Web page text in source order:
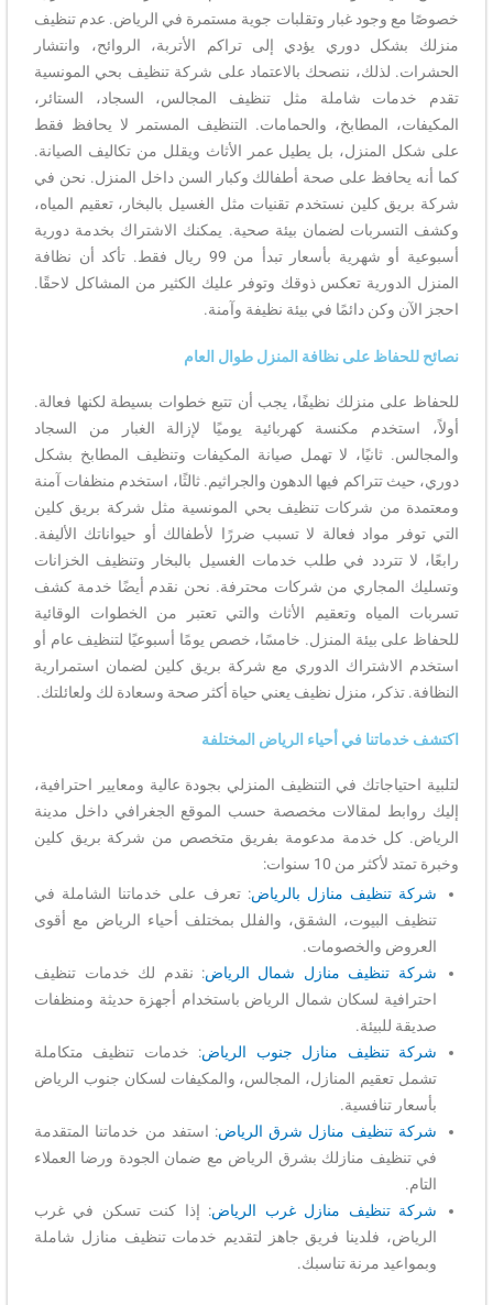
خصوصًا مع وجود غبار وتقلبات جوية مستمرة في الرياض. عدم تنظيف
منزلك بشكل دوري يؤدي إلى تراكم الأتربة، الروائح، وانتشار
الحشرات. لذلك، ننصحك بالاعتماد على شركة تنظيف بحي المونسية
تقدم خدمات شاملة مثل تنظيف المجالس، السجاد، الستائر،
المكيفات، المطابخ، والحمامات. التنظيف المستمر لا يحافظ فقط
على شكل المنزل، بل يطيل عمر الأثاث ويقلل من تكاليف الصيانة.
كما أنه يحافظ على صحة أطفالك وكبار السن داخل المنزل. نحن في
شركة بريق كلين نستخدم تقنيات مثل الغسيل بالبخار، تعقيم المياه،
وكشف التسربات لضمان بيئة صحية. يمكنك الاشتراك بخدمة دورية
أسبوعية أو شهرية بأسعار تبدأ من 99 ريال فقط. تأكد أن نظافة
المنزل الدورية تعكس ذوقك وتوفر عليك الكثير من المشاكل لاحقًا.
احجز الآن وكن دائمًا في بيئة نظيفة وآمنة.
نصائح للحفاظ على نظافة المنزل طوال العام
للحفاظ على منزلك نظيفًا، يجب أن تتبع خطوات بسيطة لكنها فعالة.
أولاً، استخدم مكنسة كهربائية يوميًا لإزالة الغبار من السجاد
والمجالس. ثانيًا، لا تهمل صيانة المكيفات وتنظيف المطابخ بشكل
دوري، حيث تتراكم فيها الدهون والجراثيم. ثالثًا، استخدم منظفات آمنة
ومعتمدة من شركات تنظيف بحي المونسية مثل شركة بريق كلين
التي توفر مواد فعالة لا تسبب ضررًا لأطفالك أو حيواناتك الأليفة.
رابعًا، لا تتردد في طلب خدمات الغسيل بالبخار وتنظيف الخزانات
وتسليك المجاري من شركات محترفة. نحن نقدم أيضًا خدمة كشف
تسربات المياه وتعقيم الأثاث والتي تعتبر من الخطوات الوقائية
للحفاظ على بيئة المنزل. خامسًا، خصص يومًا أسبوعيًا لتنظيف عام أو
استخدم الاشتراك الدوري مع شركة بريق كلين لضمان استمرارية
النظافة. تذكر، منزل نظيف يعني حياة أكثر صحة وسعادة لك ولعائلتك.
اكتشف خدماتنا في أحياء الرياض المختلفة
لتلبية احتياجاتك في التنظيف المنزلي بجودة عالية ومعايير احترافية،
إليك روابط لمقالات مخصصة حسب الموقع الجغرافي داخل مدينة
الرياض. كل خدمة مدعومة بفريق متخصص من شركة بريق كلين
وخبرة تمتد لأكثر من 10 سنوات:
شركة تنظيف منازل بالرياض: تعرف على خدماتنا الشاملة في
تنظيف البيوت، الشقق، والفلل بمختلف أحياء الرياض مع أقوى
العروض والخصومات.
شركة تنظيف منازل شمال الرياض: نقدم لك خدمات تنظيف
احترافية لسكان شمال الرياض باستخدام أجهزة حديثة ومنظفات
صديقة للبيئة.
شركة تنظيف منازل جنوب الرياض: خدمات تنظيف متكاملة
تشمل تعقيم المنازل، المجالس، والمكيفات لسكان جنوب الرياض
بأسعار تنافسية.
شركة تنظيف منازل شرق الرياض: استفد من خدماتنا المتقدمة
في تنظيف منازلك بشرق الرياض مع ضمان الجودة ورضا العملاء
التام.
شركة تنظيف منازل غرب الرياض: إذا كنت تسكن في غرب
الرياض، فلدينا فريق جاهز لتقديم خدمات تنظيف منازل شاملة
وبمواعيد مرنة تناسبك.